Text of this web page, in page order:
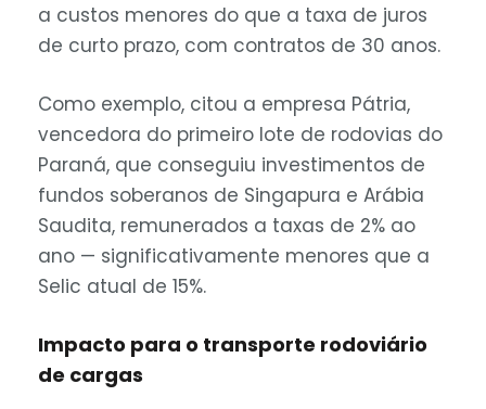
a custos menores do que a taxa de juros
de curto prazo, com contratos de 30 anos.
Como exemplo, citou a empresa Pátria,
vencedora do primeiro lote de rodovias do
Paraná, que conseguiu investimentos de
fundos soberanos de Singapura e Arábia
Saudita, remunerados a taxas de 2% ao
ano — significativamente menores que a
Selic atual de 15%.
Impacto para o transporte rodoviário
de cargas